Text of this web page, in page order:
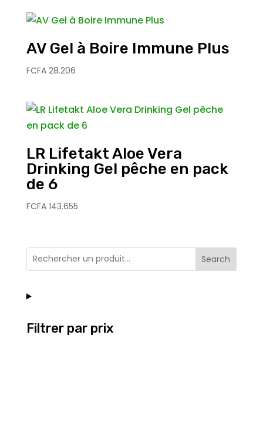
AV Gel à Boire Immune Plus
FCFA28.206
LR Lifetakt Aloe Vera
Drinking Gel pêche en pack
de 6
FCFA143.655
Search
Filtrer par prix